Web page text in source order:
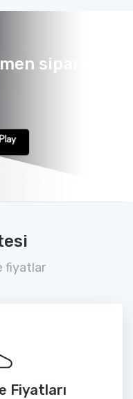
sipariş
fiyatlar
Fiyatları